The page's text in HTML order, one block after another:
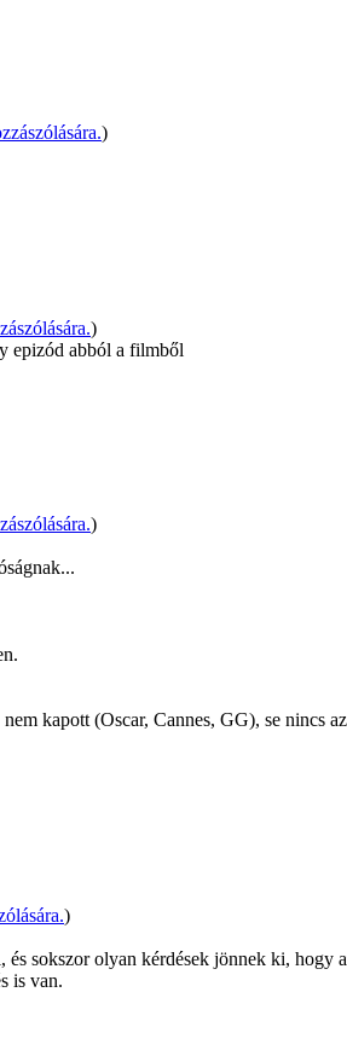
)
)
epizód abból a filmből
)
kapott (Oscar, Cannes, GG), se nincs
)
sokszor olyan kérdések jönnek ki, hogy
is van.